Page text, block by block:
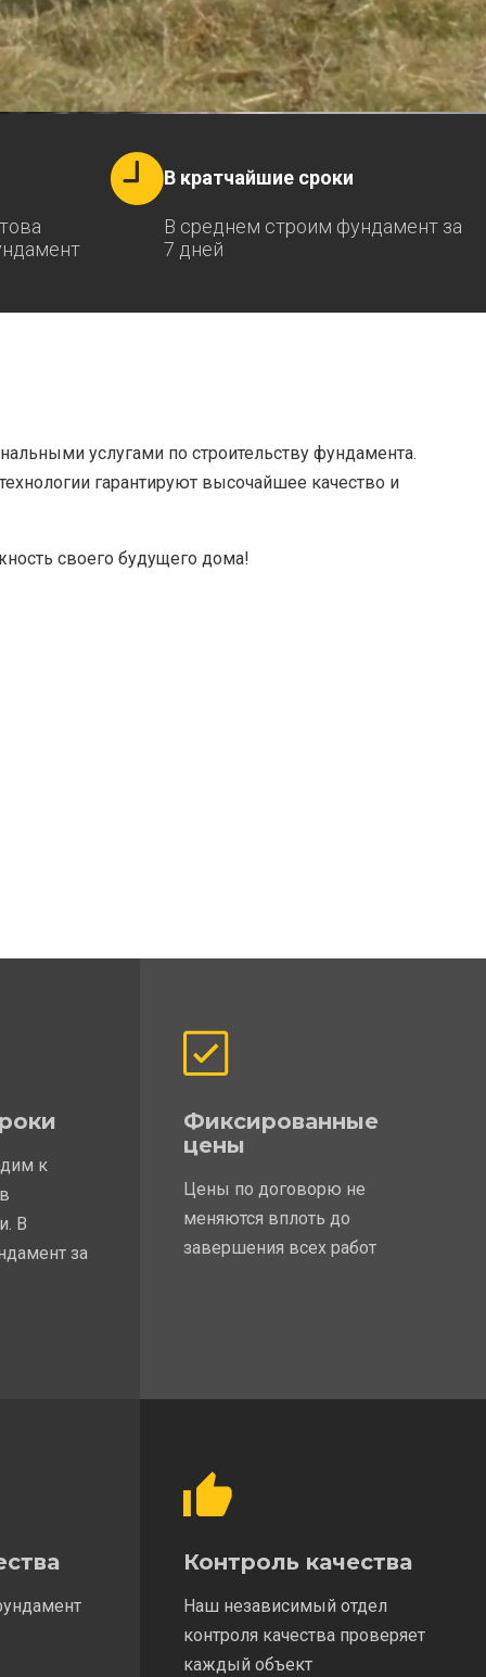
В кратчайшие сроки
В среднем строим фундамент за
7 дней
услугами по строительству фундамента.
гарантируют высочайшее качество и
своего будущего дома!
к
В
за
Фиксированные
цены
Цены по договорю не
меняются вплоть до
завершения всех работ
Контроль качества
Наш независимый отдел
контроля качества проверяет
каждый объект